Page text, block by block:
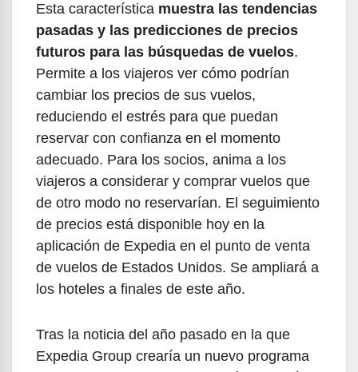
Esta característica muestra las tendencias
pasadas y las predicciones de precios
futuros para las búsquedas de vuelos.
Permite a los viajeros ver cómo podrían
cambiar los precios de sus vuelos,
reduciendo el estrés para que puedan
reservar con confianza en el momento
adecuado. Para los socios, anima a los
viajeros a considerar y comprar vuelos que
de otro modo no reservarían. El seguimiento
de precios está disponible hoy en la
aplicación de Expedia en el punto de venta
de vuelos de Estados Unidos. Se ampliará a
los hoteles a finales de este año.
Tras la noticia del año pasado en la que
Expedia Group crearía un nuevo programa